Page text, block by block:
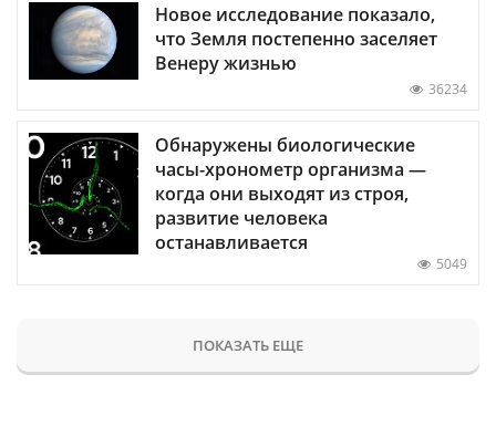
Новое исследование показало,
что Земля постепенно заселяет
Венеру жизнью
36234
Обнаружены биологические
часы-хронометр организма —
когда они выходят из строя,
развитие человека
останавливается
5049
ПОКАЗАТЬ ЕЩЕ